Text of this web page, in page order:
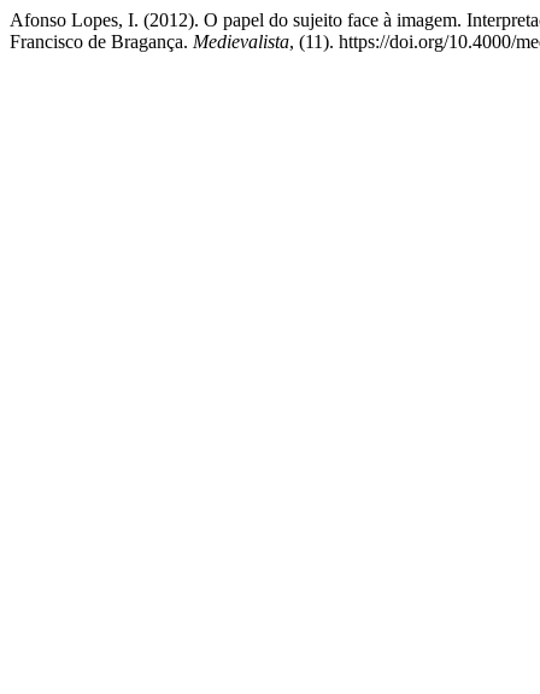
Afonso Lopes, I. (2012). O papel do sujeito face à imagem.
Francisco de Bragança. Medievalista, (11). https://doi.org/10.4000/